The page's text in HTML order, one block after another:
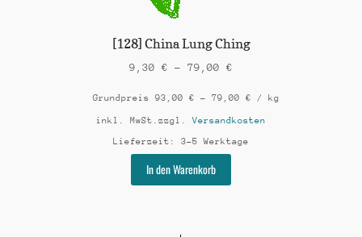
[128] China Lung Ching
9,30 € – 79,00 €
Grundpreis 93,00 € – 79,00 € / kg
inkl. MwSt. zzgl.Versandkosten
Lieferzeit: 3-5 Werktage
In den Warenkorb